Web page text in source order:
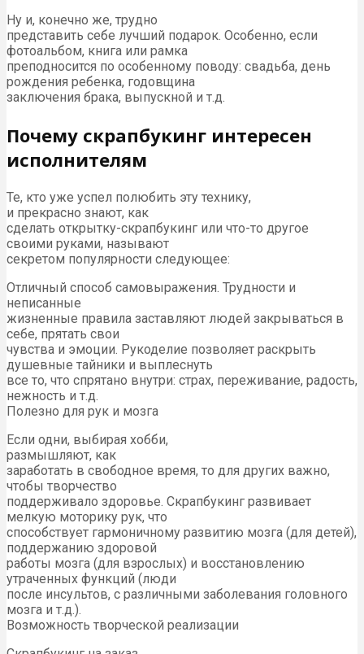
Ну и, конечно же, трудно
представить себе лучший подарок. Особенно, если
фотоальбом, книга или рамка
преподносится по особенному поводу: свадьба, день
рождения ребенка, годовщина
заключения брака, выпускной и т.д.
Почему скрапбукинг интересен
исполнителям
Те, кто уже успел полюбить эту технику,
и прекрасно знают, как
сделать открытку-скрапбукинг или что-то другое
своими руками, называют
секретом популярности следующее:
Отличный способ самовыражения. Трудности и
неписанные
жизненные правила заставляют людей закрываться в
себе, прятать свои
чувства и эмоции. Рукоделие позволяет раскрыть
душевные тайники и выплеснуть
все то, что спрятано внутри: страх, переживание, радость,
нежность и т.д.
Полезно для рук и мозга
Если одни, выбирая хобби,
размышляют, как
заработать в свободное время, то для других важно,
чтобы творчество
поддерживало здоровье. Скрапбукинг развивает
мелкую моторику рук, что
способствует гармоничному развитию мозга (для детей),
поддержанию здоровой
работы мозга (для взрослых) и восстановлению
утраченных функций (люди
после инсультов, с различными заболевания головного
мозга и т.д.).
Возможность творческой реализации